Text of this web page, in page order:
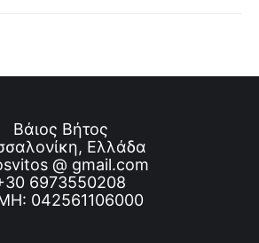
Βάιος Βήτος
Ελλάδα
@ gmail.com
6973550208
042561106000